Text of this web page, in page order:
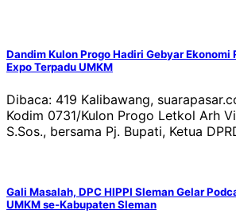
Dandim Kulon Progo Hadiri Gebyar Ekonomi
Expo Terpadu UMKM
Dibaca: 419 Kalibawang,
Kodim 0731/Kulon Progo Letkol Arh
S.Sos., bersama Pj. Bupati, Ketua
Gali Masalah, DPC HIPPI Sleman Gelar
UMKM se-Kabupaten Sleman